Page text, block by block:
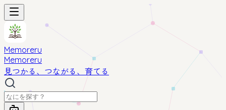
Memoreru
Memoreru
見つかる、つながる、育てる